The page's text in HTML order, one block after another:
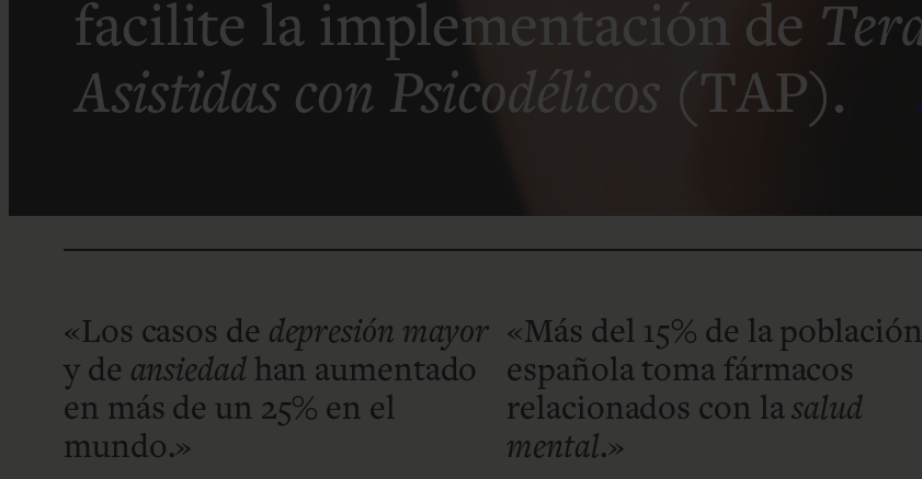
facilite la implementación de
Asistidas con Psicodélicos (TAP).
«Los casos de depresión mayor
y de ansiedadhan aumentado
en más de un 25% en el
mundo.»
«Más del 15% de la población
española toma fármacos
relacionados con lasalud
mental.»